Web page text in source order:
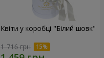
Квіти у коробці "Білий шовк"
1 716 грн